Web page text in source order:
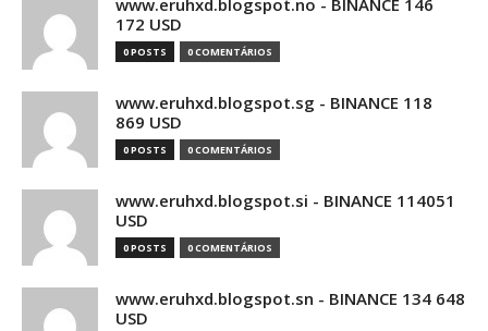
www.eruhxd.blogspot.no - BINANCE 146
172 USD
0 POSTS 0 COMENTÁRIOS
www.eruhxd.blogspot.sg - BINANCE 118
869 USD
0 POSTS 0 COMENTÁRIOS
www.eruhxd.blogspot.si - BINANCE 114051
USD
0 POSTS 0 COMENTÁRIOS
www.eruhxd.blogspot.sn - BINANCE 134 648
USD